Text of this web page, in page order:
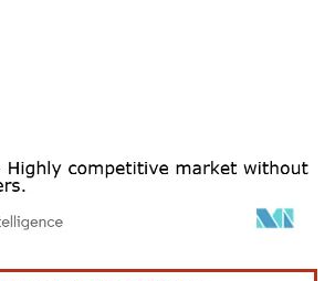
El uso requiere atribución según CC BY 4.0.